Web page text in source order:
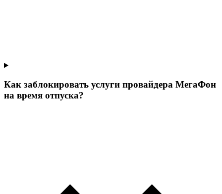
Как заблокировать услуги провайдера МегаФон
на время отпуска?